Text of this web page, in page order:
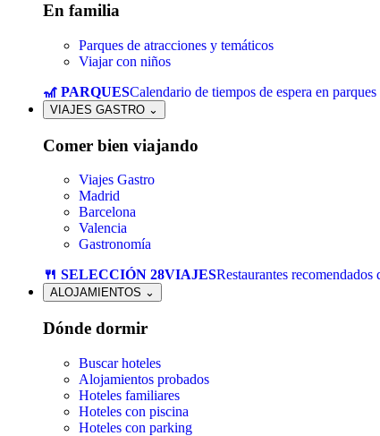
En familia
Parques de atracciones y temáticos
Viajar con niños
🎢 PARQUESCalendario de tiempos de espera en
VIAJES GASTRO ⌄
Comer bien viajando
Viajes Gastro
Madrid
Barcelona
Valencia
Gastronomía
🍴 SELECCIÓN 28VIAJESRestaurantes recomendados
ALOJAMIENTOS ⌄
Dónde dormir
Buscar hoteles
Alojamientos probados
Hoteles familiares
Hoteles con piscina
Hoteles con parking